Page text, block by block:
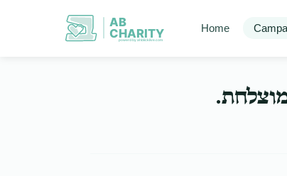
AB
CHARITY
powerd by ahblicklive.com
Home